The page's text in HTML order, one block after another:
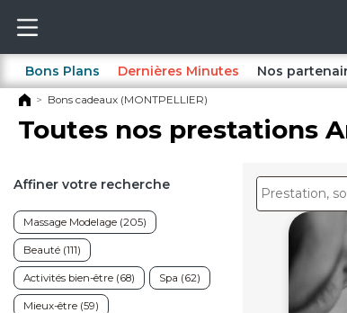
Bons Plans Dernières Minutes Nos
Bons cadeaux (MONTPELLIER)
Toutes nos prestations
Affiner votre recherche
Massage Modelage (205)
Beauté (111)
Activités bien-être (68) Spa (62)
Mieux-être (59)